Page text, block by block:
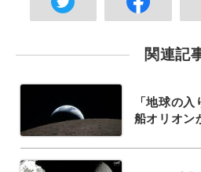
関連記
「地球の
船オリオン